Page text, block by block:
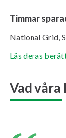
Timmar
National Grid,
Läs deras
Vad våra